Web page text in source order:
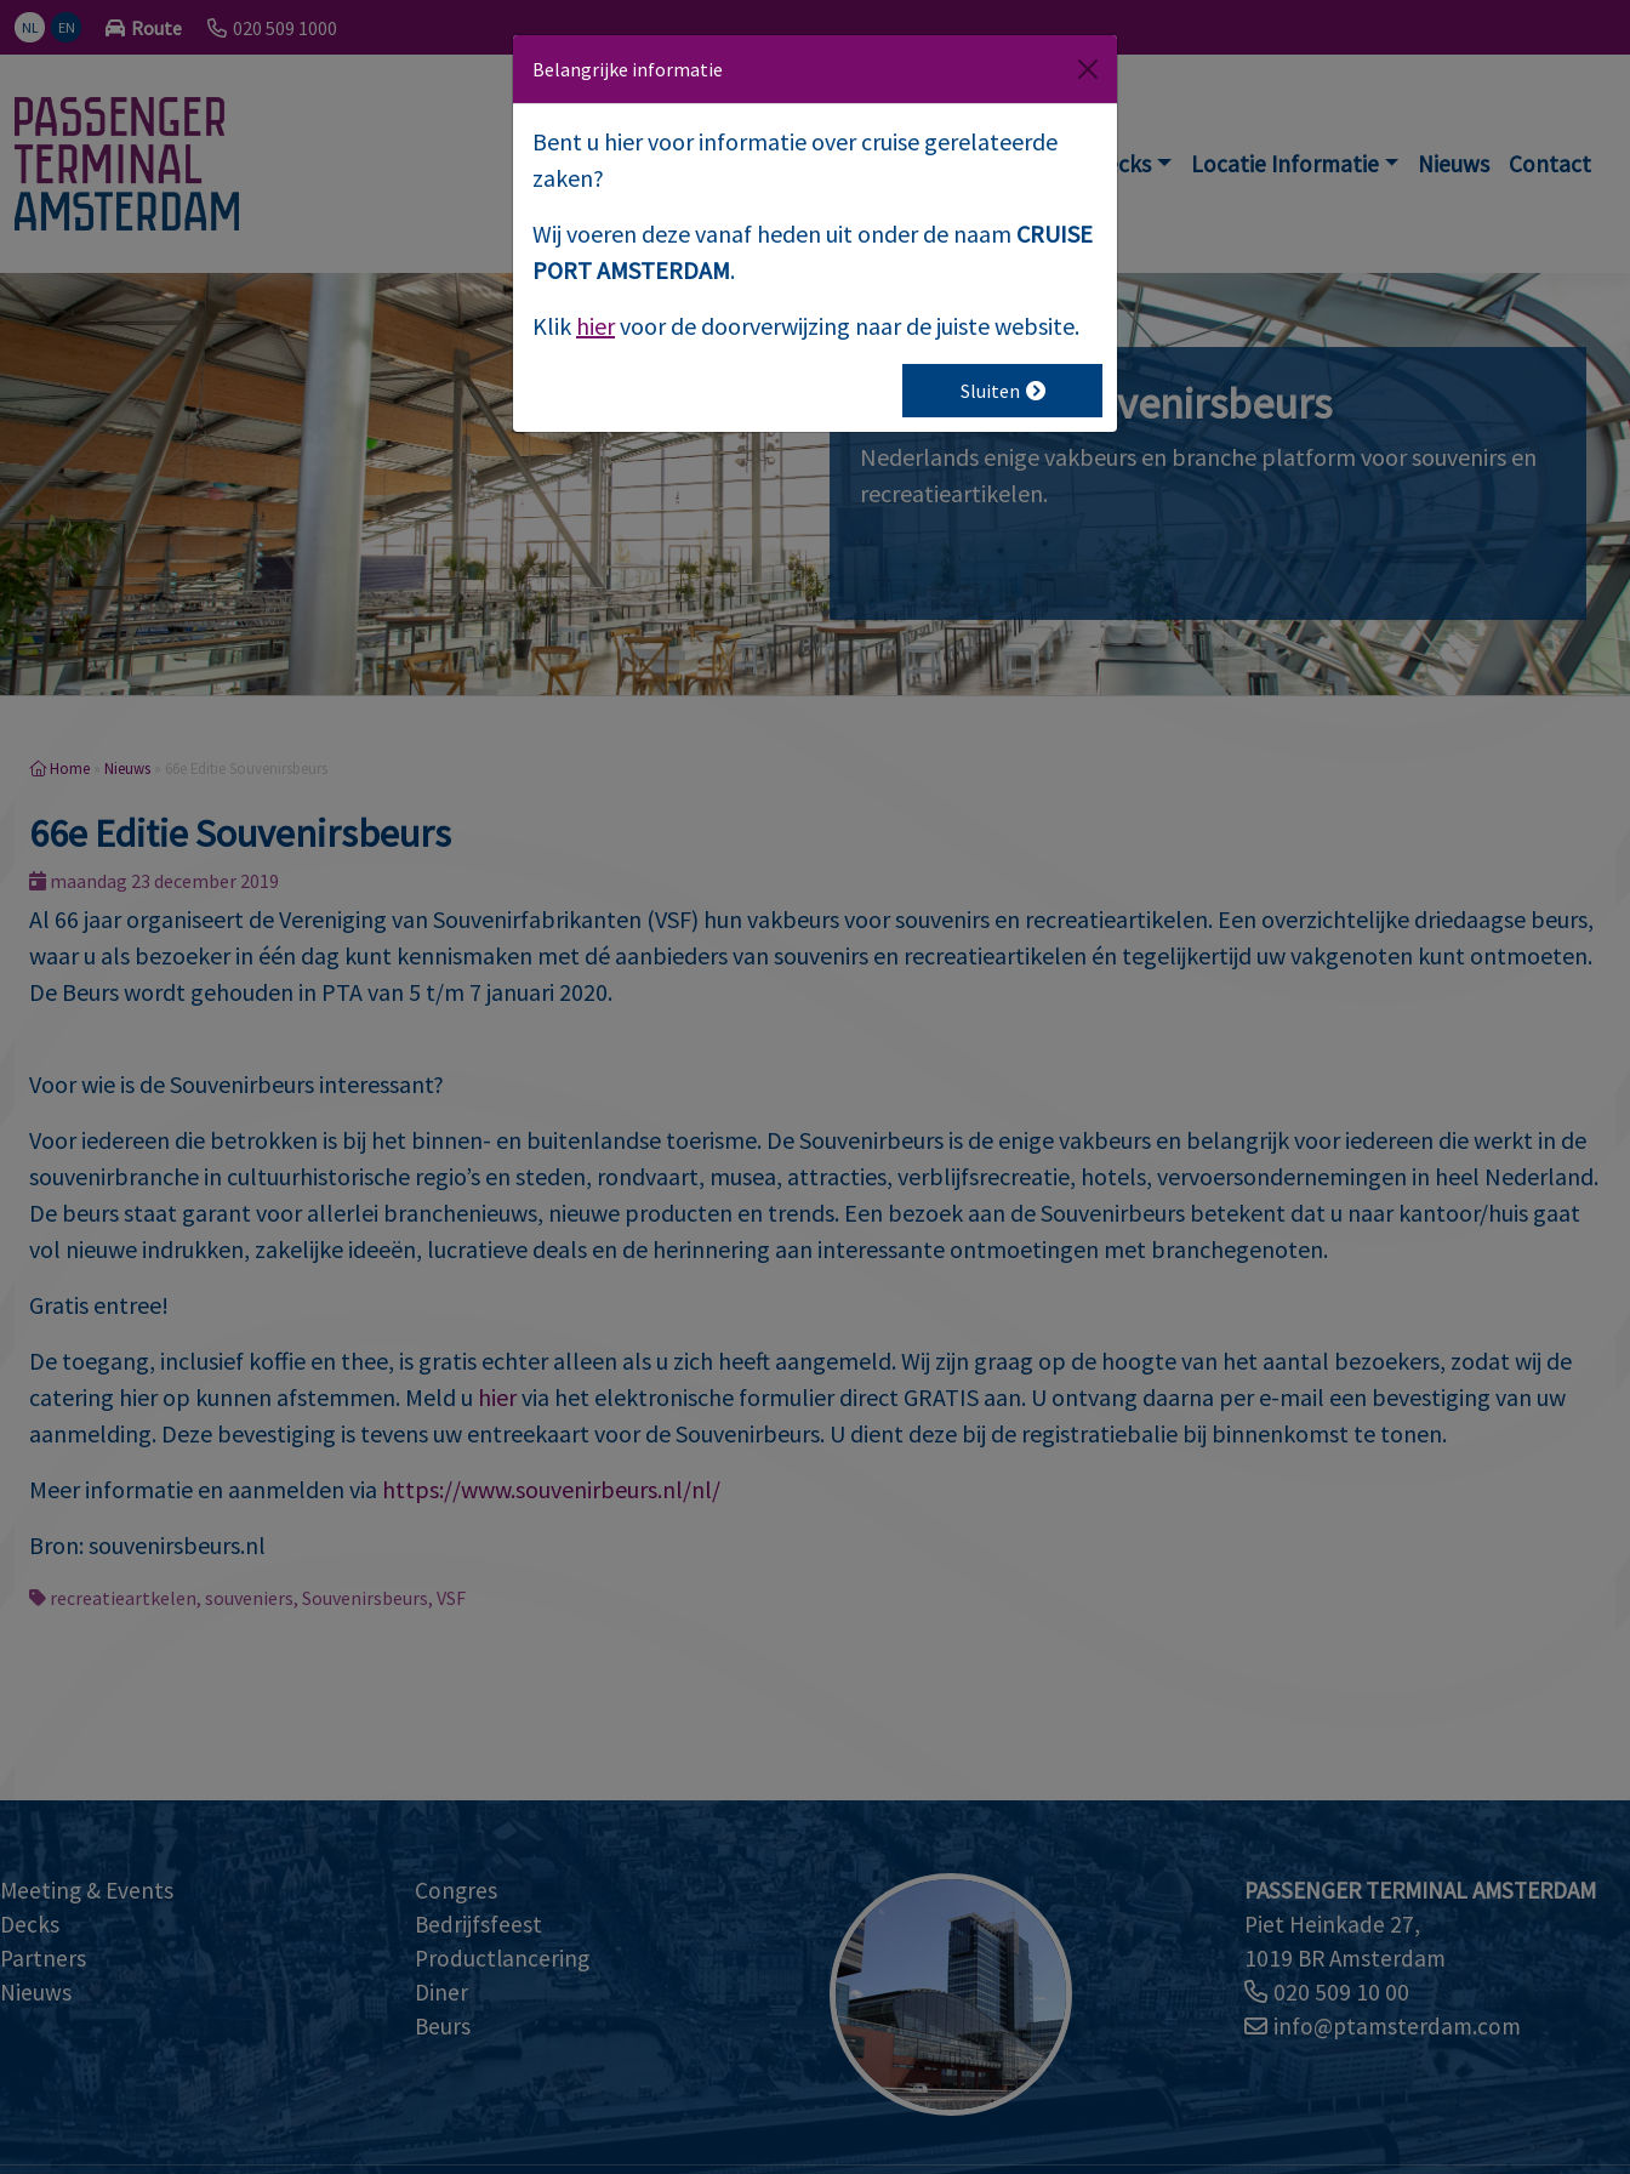
NL EN Route 020 509 1000
Home Decks Locatie Informatie Nieuws Contact
66e Editie Souvenirsbeurs
Nederlands enige vakbeurs en branche platform voor souvenirs en
recreatieartikelen.
Home Nieuws 66e Editie Souvenirsbeurs
66e Editie Souvenirsbeurs
maandag 23 december 2019
Al 66 jaar organiseert de Vereniging van Souvenirfabrikanten (VSF) hun vakbeurs voor souvenirs en recreatieartikelen. Een overzichtelijke driedaagse beurs,
waar u als bezoeker in één dag kunt kennismaken met dé aanbieders van souvenirs en recreatieartikelen én tegelijkertijd uw vakgenoten kunt ontmoeten.
De Beurs wordt gehouden in PTA van 5 t/m 7 januari 2020.
Voor wie is de Souvenirbeurs interessant?
Voor iedereen die betrokken is bij het binnen- en buitenlandse toerisme. De Souvenirbeurs is de enige vakbeurs en belangrijk voor iedereen die werkt in de
souvenirbranche in cultuurhistorische regio’s en steden, rondvaart, musea, attracties, verblijfsrecreatie, hotels, vervoersondernemingen in heel Nederland.
De beurs staat garant voor allerlei branchenieuws, nieuwe producten en trends. Een bezoek aan de Souvenirbeurs betekent dat u naar kantoor/huis gaat
vol nieuwe indrukken, zakelijke ideeën, lucratieve deals en de herinnering aan interessante ontmoetingen met branchegenoten.
Gratis entree!
De toegang, inclusief koffie en thee, is gratis echter alleen als u zich heeft aangemeld. Wij zijn graag op de hoogte van het aantal bezoekers, zodat wij de
catering hier op kunnen afstemmen. Meld u hiervia het elektronische formulier direct GRATIS aan. U ontvang daarna per e-mail een bevestiging van uw
aanmelding. Deze bevestiging is tevens uw entreekaart voor de Souvenirbeurs. U dient deze bij de registratiebalie bij binnenkomst te tonen.
Meer informatie en aanmelden via https://www.souvenirbeurs.nl/nl/
Bron: souvenirsbeurs.nl
recreatieartkelen, souveniers, Souvenirsbeurs, VSF
Meeting & Events
Decks
Partners
Nieuws
Congres
Bedrijfsfeest
Productlancering
Diner
Beurs
PASSENGER TERMINAL AMSTERDAM
Piet Heinkade 27,
1019 BR Amsterdam
020 509 10 00
info@ptamsterdam.com
Belangrijke informatie
Bent u hier voor informatie over cruise gerelateerde
zaken?
Wij voeren deze vanaf heden uit onder de naam CRUISE
PORT AMSTERDAM.
Klik hiervoor de doorverwijzing naar de juiste website.
Sluiten